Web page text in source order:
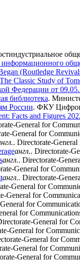
информационного
(Routledge
Classic Study of
Федерации от
библиотека.
России. ФКУ
Facts and Figures
General for
General for
. Directorate-
англ.. Directorate-
англ.. Directorate-
General for
англ.. Directorate-
General for
General for
for
for
General for
General for
General for
General for
General for